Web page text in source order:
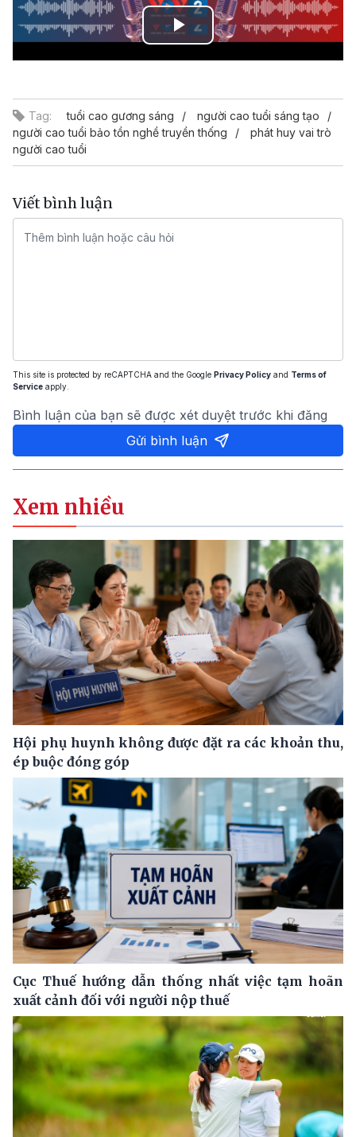
Play
Tag: tuổi cao gương sáng
người cao tuổi sáng tạo
người cao tuổi bảo tồn nghề truyền thống
phát huy vai trò
người cao tuổi
Viết bình luận
This site is protected by reCAPTCHA and the Google Privacy Policy and Terms of
Service apply.
Bình luận của bạn sẽ được xét duyệt trước khi đăng
Gửi bình luận
Xem nhiều
Hội phụ huynh không được đặt ra các khoản thu,
ép buộc đóng góp
Cục Thuế hướng dẫn thống nhất việc tạm hoãn
xuất cảnh đối với người nộp thuế